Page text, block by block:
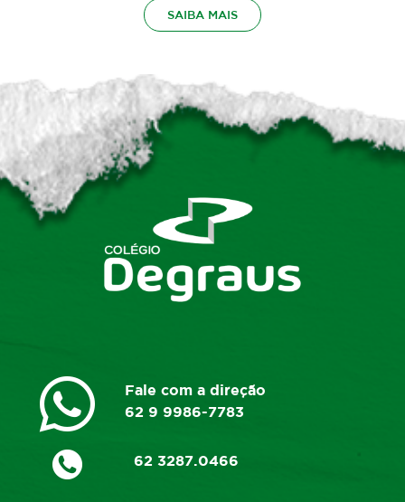
SAIBA MAIS
Fale com a direção
62 9 9986-7783
62 3287.0466